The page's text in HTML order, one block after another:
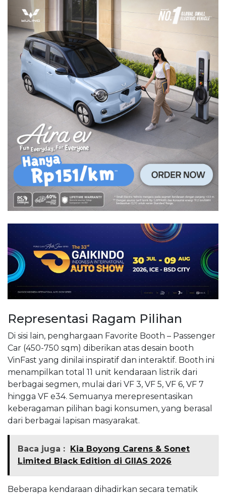
Representasi Ragam Pilihan
Di sisi lain, penghargaan Favorite Booth – Passenger
Car (450-750 sqm) diberikan atas desain booth
VinFast yang dinilai inspiratif dan interaktif. Booth ini
menampilkan total 11 unit kendaraan listrik dari
berbagai segmen, mulai dari VF 3, VF 5, VF 6, VF 7
hingga VF e34. Semuanya merepresentasikan
keberagaman pilihan bagi konsumen, yang berasal
dari berbagai lapisan masyarakat.
Baca juga : Kia Boyong Carens & Sonet
Limited Black Edition di GIIAS 2026
Beberapa kendaraan dihadirkan secara tematik